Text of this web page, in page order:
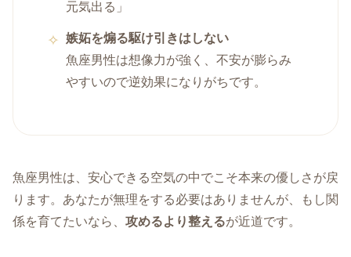
元気出る」
嫉妬を煽る駆け引きはしない
魚座男性は想像力が強く、不安が膨らみ
やすいので逆効果になりがちです。
魚座男性は、安心できる空気の中でこそ本来の優しさが戻
ります。あなたが無理をする必要はありませんが、もし関
係を育てたいなら、 攻めるより整えるが近道です。